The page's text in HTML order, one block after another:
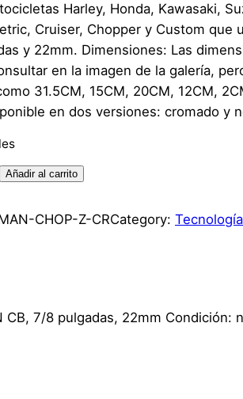
Harley, Honda, Kawasaki,
Cruiser, Chopper y Custom que
y 22mm. Dimensiones: Las
en la imagen de la galería,
31.5CM, 15CM, 20CM, 12CM,
en dos versiones: cromado y
Añadir al carrito
CHOP-Z-CRCategory:
CB, 7/8 pulgadas, 22mm Condición: